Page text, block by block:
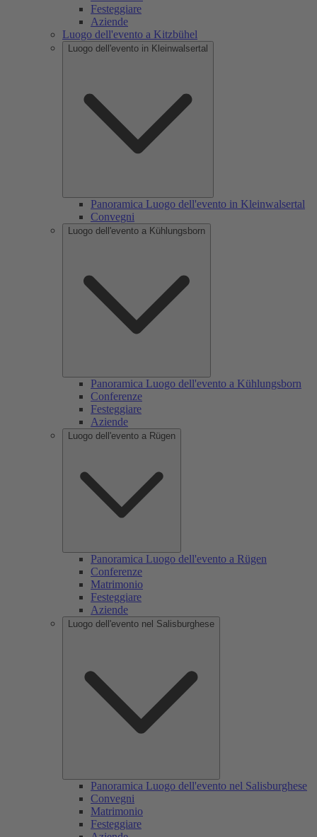
Festeggiare
Aziende
Luogo dell'evento a Kitzbühel
Luogo dell'evento in Kleinwalsertal
Panoramica Luogo dell'evento in Kleinwalsertal
Convegni
Luogo dell'evento a Kühlungsborn
Panoramica Luogo dell'evento a Kühlungsborn
Conferenze
Festeggiare
Aziende
Luogo dell'evento a Rügen
Panoramica Luogo dell'evento a Rügen
Conferenze
Matrimonio
Festeggiare
Aziende
Luogo dell'evento nel Salisburghese
Panoramica Luogo dell'evento nel Salisburghese
Convegni
Matrimonio
Festeggiare